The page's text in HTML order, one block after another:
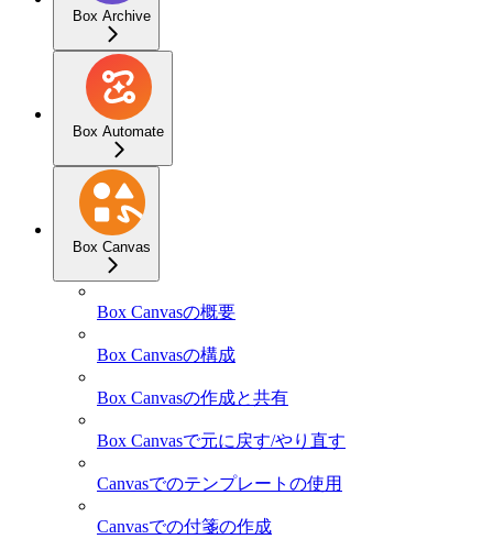
Box Archive
Box Automate
Box Canvas
Box Canvasの概要
Box Canvasの構成
Box Canvasの作成と共有
Box Canvasで元に戻す/やり直す
Canvasでのテンプレートの使用
Canvasでの付箋の作成